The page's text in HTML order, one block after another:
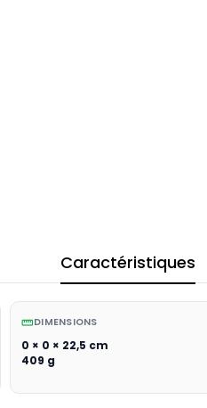
Caractéristiques
straightenDIMENSIONS
0 × 0 × 22,5 cm
409 g